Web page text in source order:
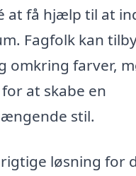
at få hjælp til at
Fagfolk kan
omkring farver,
at skabe en
stil.
løsning for